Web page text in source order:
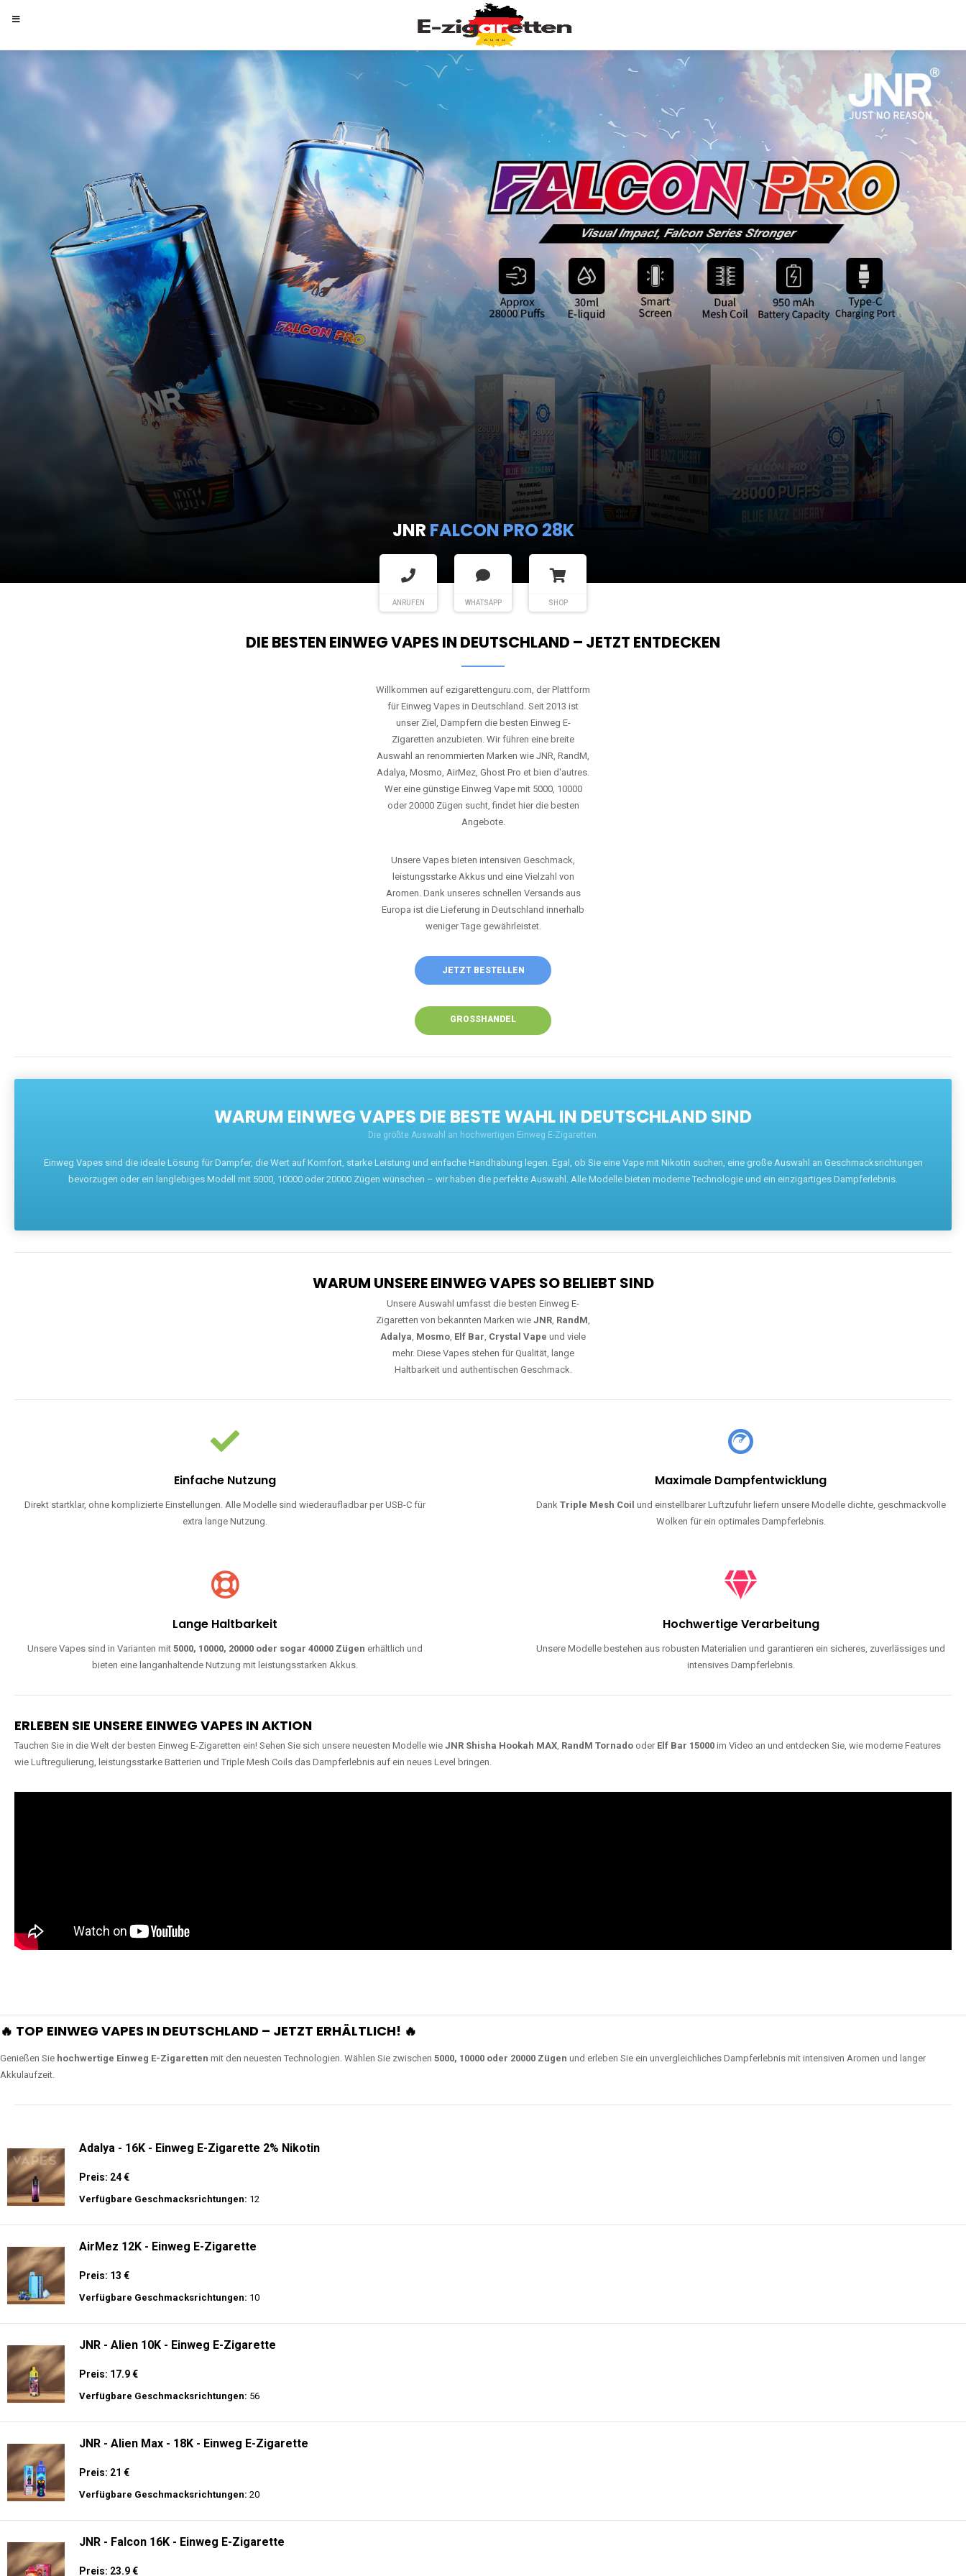
JNR FALCON PRO 28K
ANRUFEN WHATSAPP SHOP
DIE BESTEN EINWEG VAPES IN DEUTSCHLAND – JETZT ENTDECKEN
Willkommen auf ezigarettenguru.com, der Plattform
für Einweg Vapes in Deutschland. Seit 2013 ist
unser Ziel, Dampfern die besten Einweg E-
Zigaretten anzubieten. Wir führen eine breite
Auswahl an renommierten Marken wie JNR, RandM,
Adalya, Mosmo, AirMez, Ghost Pro et bien d'autres.
Wer eine günstige Einweg Vape mit 5000, 10000
oder 20000 Zügen sucht, findet hier die besten
Angebote.
Unsere Vapes bieten intensiven Geschmack,
leistungsstarke Akkus und eine Vielzahl von
Aromen. Dank unseres schnellen Versands aus
Europa ist die Lieferung in Deutschland innerhalb
weniger Tage gewährleistet.
JETZT BESTELLEN
GROSSHANDEL
WARUM EINWEG VAPES DIE BESTE WAHL IN DEUTSCHLAND SIND
Die größte Auswahl an hochwertigen Einweg E-Zigaretten.
Einweg Vapes sind die ideale Lösung für Dampfer, die Wert auf Komfort, starke Leistung und einfache Handhabung legen. Egal, ob Sie eine Vape mit Nikotin suchen, eine große Auswahl an Geschmacksrichtungen
bevorzugen oder ein langlebiges Modell mit 5000, 10000 oder 20000 Zügen wünschen – wir haben die perfekte Auswahl. Alle Modelle bieten moderne Technologie und ein einzigartiges Dampferlebnis.
WARUM UNSERE EINWEG VAPES SO BELIEBT SIND
Unsere Auswahl umfasst die besten Einweg E-
Zigaretten von bekannten Marken wie JNR, RandM,
Adalya, Mosmo, Elf Bar, Crystal Vape und viele
mehr. Diese Vapes stehen für Qualität, lange
Haltbarkeit und authentischen Geschmack.
Einfache Nutzung
Direkt startklar, ohne komplizierte Einstellungen. Alle Modelle sind wiederaufladbar per USB-C für
extra lange Nutzung.
Maximale Dampfentwicklung
Dank Triple Mesh Coil und einstellbarer Luftzufuhr liefern unsere Modelle dichte, geschmackvolle
Wolken für ein optimales Dampferlebnis.
Lange Haltbarkeit
Unsere Vapes sind in Varianten mit5000, 10000, 20000 oder sogar 40000 Zügen erhältlich und
bieten eine langanhaltende Nutzung mit leistungsstarken Akkus.
Hochwertige Verarbeitung
Unsere Modelle bestehen aus robusten Materialien und garantieren ein sicheres, zuverlässiges und
intensives Dampferlebnis.
ERLEBEN SIE UNSERE EINWEG VAPES IN AKTION
Tauchen Sie in die Welt der besten Einweg E-Zigaretten ein! Sehen Sie sich unsere neuesten Modelle wie JNR Shisha Hookah MAX, RandM Tornado oder Elf Bar 15000 im Video an und entdecken Sie, wie moderne Features
wie Luftregulierung, leistungsstarke Batterien und Triple Mesh Coils das Dampferlebnis auf ein neues Level bringen.
🔥 TOP EINWEG VAPES IN DEUTSCHLAND – JETZT ERHÄLTLICH! 🔥
Genießen Sie hochwertige Einweg E-Zigaretten mit den neuesten Technologien. Wählen Sie zwischen 5000, 10000 oder 20000 Zügen und erleben Sie ein unvergleichliches Dampferlebnis mit intensiven Aromen und langer
Akkulaufzeit.
Adalya - 16K - Einweg E-Zigarette 2% Nikotin
Preis: 24 €
Verfügbare Geschmacksrichtungen: 12
AirMez 12K - Einweg E-Zigarette
Preis: 13 €
Verfügbare Geschmacksrichtungen: 10
JNR - Alien 10K - Einweg E-Zigarette
Preis: 17.9 €
Verfügbare Geschmacksrichtungen: 56
JNR - Alien Max - 18K - Einweg E-Zigarette
Preis: 21 €
Verfügbare Geschmacksrichtungen: 20
JNR - Falcon 16K - Einweg E-Zigarette
Preis: 23.9 €